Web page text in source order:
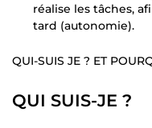
réalise les tâches,
tard (autonomie).
QUI-SUIS JE ? ET
QUI SUIS-JE ?